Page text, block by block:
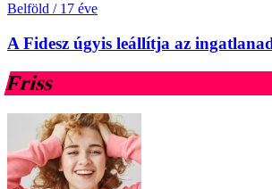
Belföld / 17 éve
A Fidesz úgyis leállítja az
Friss